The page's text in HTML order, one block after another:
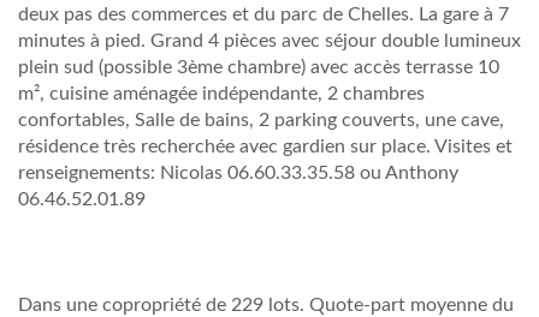
deux pas des commerces et du parc de Chelles. La gare à 7
minutes à pied. Grand 4 pièces avec séjour double lumineux
plein sud (possible 3ème chambre) avec accès terrasse 10
m², cuisine aménagée indépendante, 2 chambres
confortables, Salle de bains, 2 parking couverts, une cave,
résidence très recherchée avec gardien sur place. Visites et
renseignements: Nicolas 06.60.33.35.58 ou Anthony
06.46.52.01.89
Dans une copropriété de 229 lots. Quote-part moyenne du